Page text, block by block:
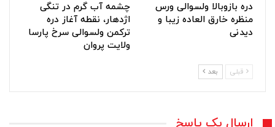
دره بازوبالا ولسوالی ورس
منظره خارق العاده زیبا و
دیدنی
چشمه آب گرم در تنگی
اژدهار، نقطه آغاز دره
ترکمن ولسوالی سرخ پارسا
ولایت پروان
قبلی بعد
ارسال یک پاسخ